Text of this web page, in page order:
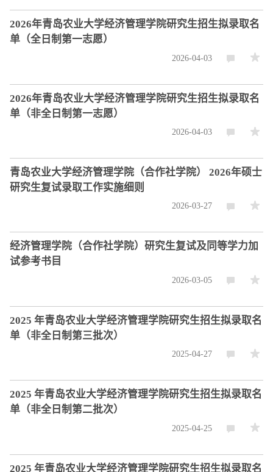
2026年青岛农业大学经济管理学院研究生招生拟录取名
单（全日制第一志愿）
2026-04-03
2026年青岛农业大学经济管理学院研究生招生拟录取名
单（非全日制第一志愿）
2026-04-03
青岛农业大学经济管理学院（合作社学院） 2026年硕士
研究生复试录取工作实施细则
2026-03-27
经济管理学院（合作社学院）研究生复试及同等学力加
试参考书目
2026-03-05
2025 年青岛农业大学经济管理学院研究生招生拟录取名
单（非全日制第三批次）
2025-04-27
2025 年青岛农业大学经济管理学院研究生招生拟录取名
单（非全日制第二批次）
2025-04-25
2025 年青岛农业大学经济管理学院研究生招生拟录取名